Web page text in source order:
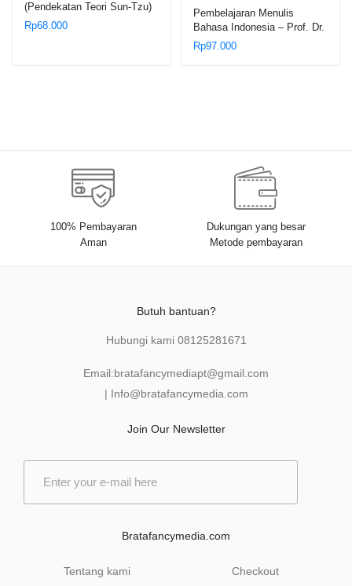
(Pendekatan Teori Sun-Tzu)
– Umar Anwar
Rp68.000
Pembelajaran Menulis
Bahasa Indonesia – Prof. Dr.
H. Syanurdin, M.Pd.; Dr.
Reni Kusmiarti, M.Pd.
Rp97.000
100% Pembayaran
Aman
Dukungan yang besar
Metode pembayaran
Butuh bantuan?
Hubungi kami 08125281671
Email:bratafancymediapt@gmail.com
| Info@bratafancymedia .com
Join Our Newsletter
Bratafancymedia.com
Tentang kami
Checkout